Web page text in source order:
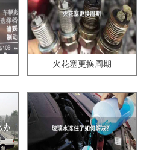
火花塞更换周期